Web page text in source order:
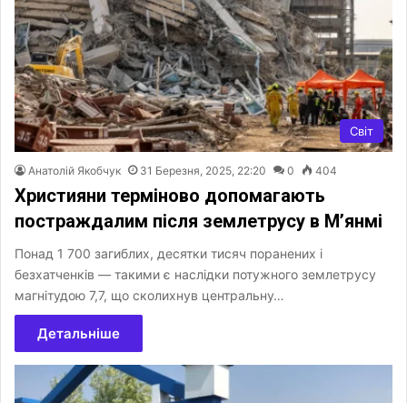
Світ
Анатолій Якобчук 31 Березня, 2025, 22:20 0 404
Християни терміново допомагають
постраждалим після землетрусу в М’янмі
Понад 1 700 загиблих, десятки тисяч поранених і
безхатченків — такими є наслідки потужного землетрусу
магнітудою 7,7, що сколихнув центральну…
Детальніше